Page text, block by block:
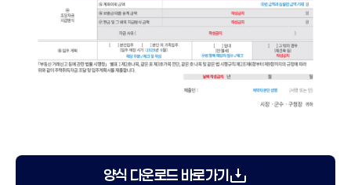
양식 다운로드 바로가기